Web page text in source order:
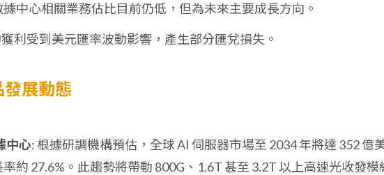
中心相關業務佔比目前仍低，但為未來主要成長方向。
利受到美元匯率波動影響，產生部分匯兌損失。
發展動態
中心: 根據研調機構預估，全球 AI 伺服器市場至 2034 年將達 352 億
約 27.6%。此趨勢將帶動 800G、1.6T 甚至 3.2T 以上高速光收發模